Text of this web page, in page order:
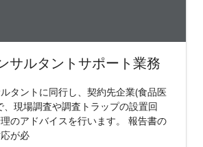
サルタントサポート業務
タントに同行し、契約先企業(食品医
現場調査や調査トラップの設置回
のアドバイスを行います。 報告書の
が必